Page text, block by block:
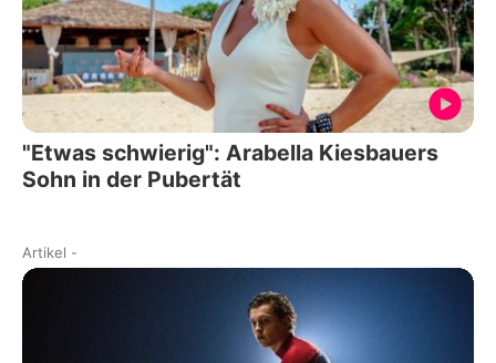
"Etwas schwierig": Arabella Kiesbauers
Sohn in der Pubertät
Artikel -